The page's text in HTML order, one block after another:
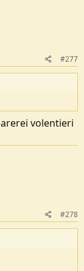
#277
volentieri
#278